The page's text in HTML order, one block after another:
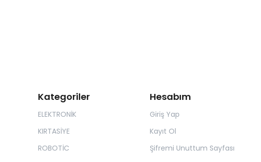
Kategoriler
ELEKTRONİK
KIRTASİYE
ROBOTİC
Hesabım
Giriş Yap
Kayıt Ol
Şifremi Unuttum Sayfası